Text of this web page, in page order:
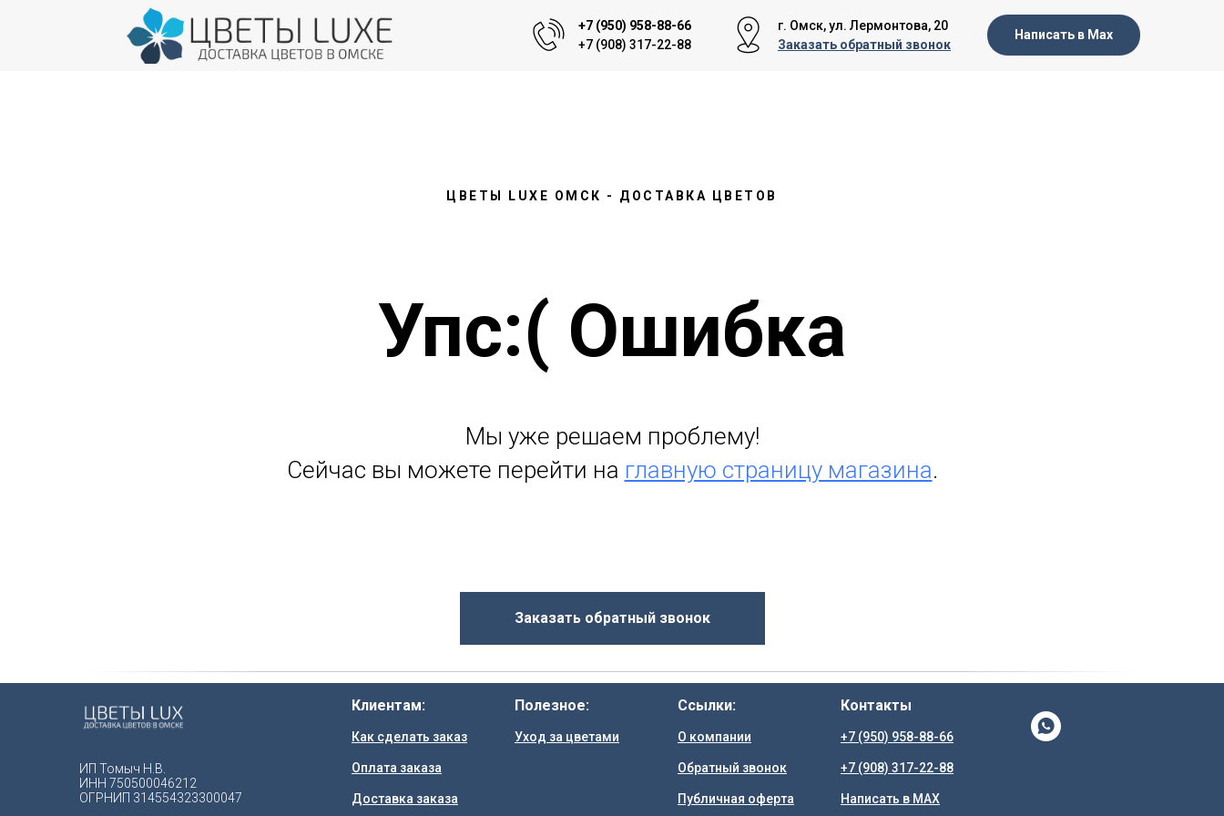
+7 (950) 958-88-66
+7 (908) 317-22-88
г. Омск, ул. Лермонтова, 20
Заказать обратный звонок
Написать в Max
ЦВЕТЫ LUXE ОМСК - ДОСТАВКА ЦВЕТОВ
Упс:( Ошибка
Мы уже решаем проблему!
Сейчас вы можете перейти на главную страницу магазина.
Заказать обратный звонок
ИП Томыч Н.В.
ИНН 750500046212
ОГРНИП 314554323300047
Клиентам:
Как сделать заказ
Оплата заказа
Доставка заказа
Полезное:
Уход за цветами
Ссылки:
О компании
Обратный звонок
Публичная оферта
Контакты
+7 (950) 958-88-66
+7 (908) 317-22-88
Написать в MAX